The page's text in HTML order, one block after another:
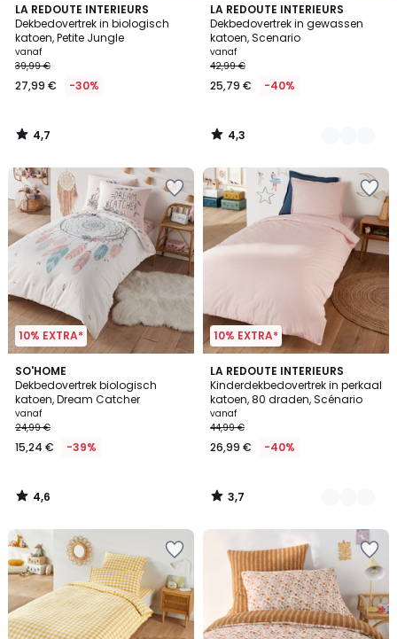
LA REDOUTE INTERIEURS
Dekbedovertrek in biologisch
katoen, Petite Jungle
vanaf
39,99 €
27,99 € -30%
4,7
/ 5
4,7
/
LA REDOUTE INTERIEURS
Dekbedovertrek in gewassen
katoen, Scenario
vanaf
42,99 €
25,79 € -40%
4,3
/ 5
18
Kleuren
4,3
/
10% EXTRA*
SO'HOME
Dekbedovertrek biologisch
katoen, Dream Catcher
vanaf
24,99 €
15,24 € -39%
4,6
/ 5
4,6
/
10% EXTRA*
LA REDOUTE INTERIEURS
Kinderdekbedovertrek in perkaal
katoen, 80 draden, Scénario
vanaf
44,99 €
26,99 € -40%
3,7
/ 5
21
Kleuren
3,7
/